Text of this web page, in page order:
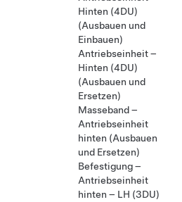
Hinten (4DU)
(Ausbauen und
Einbauen)
Antriebseinheit –
Hinten (4DU)
(Ausbauen und
Ersetzen)
Masseband –
Antriebseinheit
hinten (Ausbauen
und Ersetzen)
Befestigung –
Antriebseinheit
hinten – LH (3DU)